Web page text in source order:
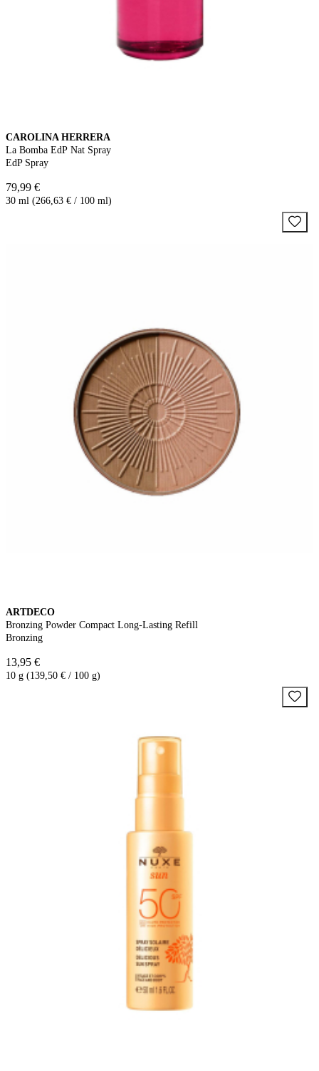
CAROLINA HERRERA
La Bomba EdP Nat Spray
EdP Spray
79,99 €
30 ml (266,63 € / 100 ml)
ARTDECO
Bronzing Powder Compact Long-Lasting Refill
Bronzing
13,95 €
10 g (139,50 € / 100 g)